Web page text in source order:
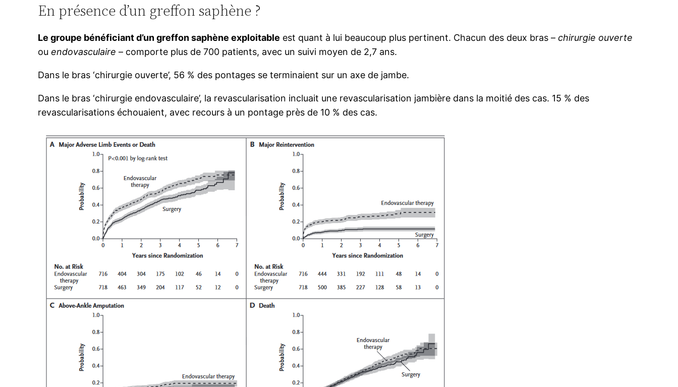
En présence d’un greffon saphène ?
Le groupe bénéficiant d’un greffon saphène exploitable est quant à lui beaucoup plus pertinent. Chacun des deux bras –chirurgie ouverte
ouendovasculaire – comporte plus de 700 patients, avec un suivi moyen de 2,7 ans.
Dans le bras ‘chirurgie ouverte’, 56 % des pontages se terminaient sur un axe de jambe.
Dans le bras ‘chirurgie endovasculaire’, la revascularisation incluait une revascularisation jambière dans la moitié des cas. 15 % des
revascularisations échouaient, avec recours à un pontage près de 10 % des cas.